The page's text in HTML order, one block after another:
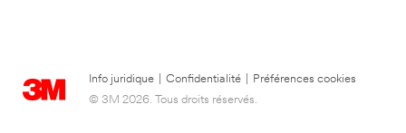
Info juridique Confidentialité
Préférences cookies
© 3M 2026. Tous droits réservés.